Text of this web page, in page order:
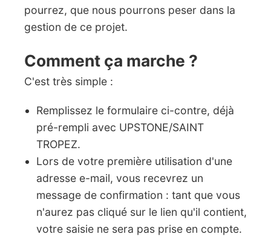
pourrez, que nous pourrons peser dans la
gestion de ce projet.
Comment ça marche ?
C'est très simple :
Remplissez le formulaire ci-contre, déjà
pré-rempli avec UPSTONE/SAINT
TROPEZ.
Lors de votre première utilisation d'une
adresse e-mail, vous recevrez un
message de confirmation : tant que vous
n'aurez pas cliqué sur le lien qu'il contient,
votre saisie ne sera pas prise en compte.